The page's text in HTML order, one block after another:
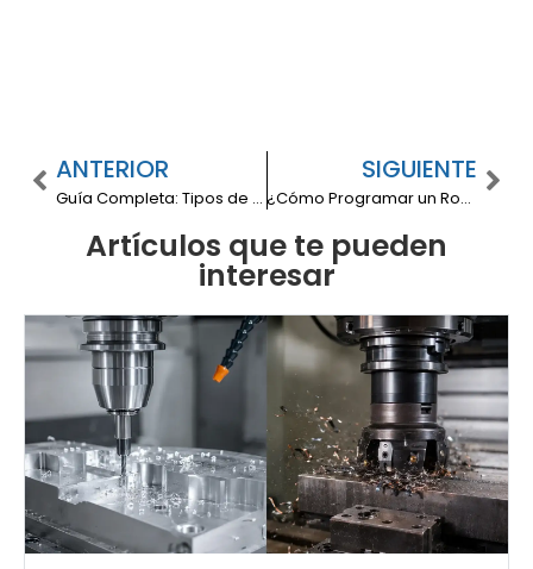
ANTERIOR
Guía Completa: Tipos de tornillos para ajustar metales laminados
SIGUIENTE
¿Cómo Programar un Robot Industrial?
Artículos que te pueden
interesar